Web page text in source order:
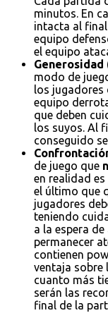
minutos. En
intacta al
equipo
el equipo
Generosidad
modo de
los jugadores
equipo
que deben
los suyos. Al
conseguido
de juego que
en realidad
el último que
jugadores
teniendo
a la espera
permanecer
contienen
ventaja sobre
cuanto más
serán las
final de la